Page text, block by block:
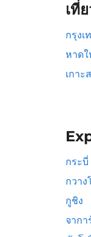
เที่
กรุง
หาด
เกาะ
กระบี่
กวาง
กูชิง
จากา